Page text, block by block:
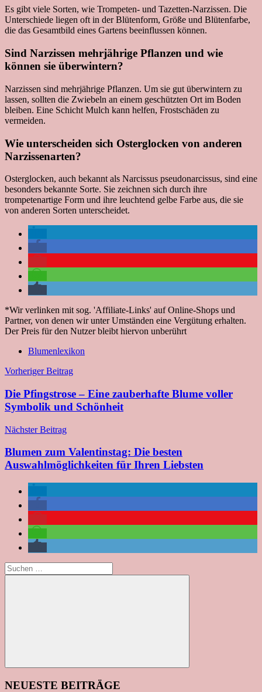
Es gibt viele Sorten, wie Trompeten- und Tazetten-Narzissen. Die
Unterschiede liegen oft in der Blütenform, Größe und Blütenfarbe,
die das Gesamtbild eines Gartens beeinflussen können.
Sind Narzissen mehrjährige Pflanzen und wie
können sie überwintern?
Narzissen sind mehrjährige Pflanzen. Um sie gut überwintern zu
lassen, sollten die Zwiebeln an einem geschützten Ort im Boden
bleiben. Eine Schicht Mulch kann helfen, Frostschäden zu
vermeiden.
Wie unterscheiden sich Osterglocken von anderen
Narzissenarten?
Osterglocken, auch bekannt als Narcissus pseudonarcissus, sind eine
besonders bekannte Sorte. Sie zeichnen sich durch ihre
trompetenartige Form und ihre leuchtend gelbe Farbe aus, die sie
von anderen Sorten unterscheidet.
*Wir verlinken mit sog. 'Affiliate-Links' auf Online-Shops und
Partner, von denen wir unter Umständen eine Vergütung erhalten.
Der Preis für den Nutzer bleibt hiervon unberührt
Blumenlexikon
Beitragsnavigation
Vorheriger Beitrag
Die Pfingstrose – Eine zauberhafte Blume voller
Symbolik und Schönheit
Nächster Beitrag
Blumen zum Valentinstag: Die besten
Auswahlmöglichkeiten für Ihren Liebsten
Suchen
nach:
Suchen
NEUESTE BEITRÄGE